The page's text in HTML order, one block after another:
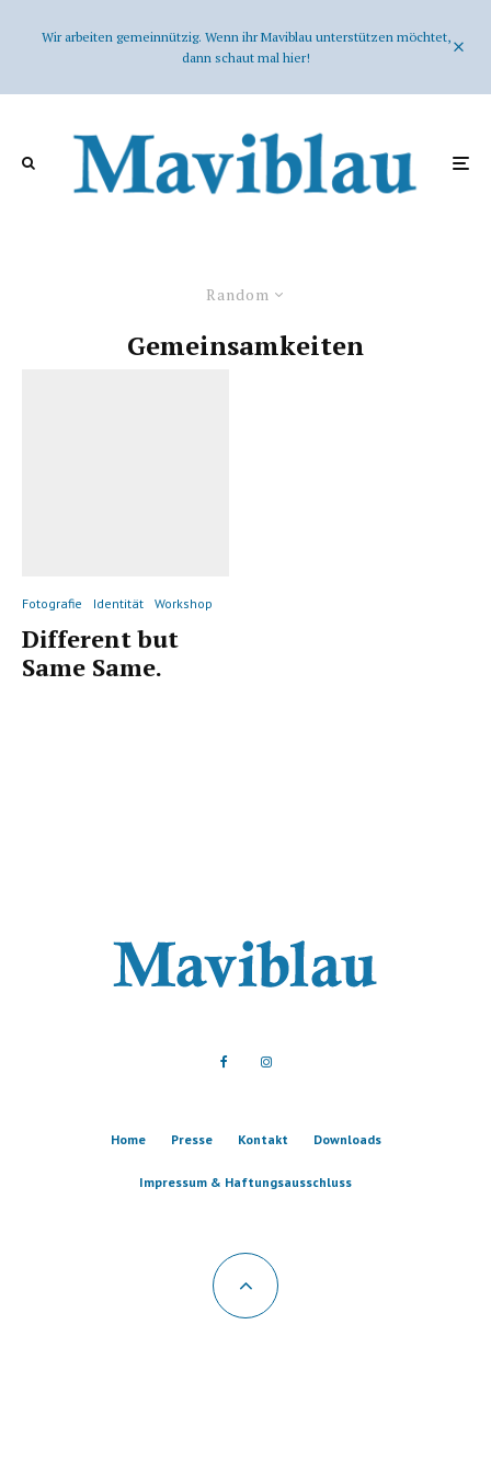
Wir arbeiten gemeinnützig. Wenn ihr Maviblau unterstützen möchtet,
dann schaut mal hier!
Random
Gemeinsamkeiten
Fotografie Identität Workshop
Different but
Same Same.
Home Presse Kontakt Downloads
Impressum & Haftungsausschluss